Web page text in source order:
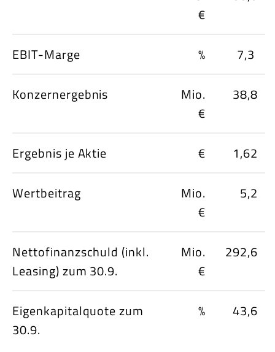
€
EBIT-Marge % 7,3
Konzernergebnis
Mio.
€
38,8
Ergebnis je Aktie € 1,62
Wertbeitrag
Mio.
€
5,2
Nettofinanzschuld (inkl.
Leasing) zum 30.9.
Mio.
€
292,6
Eigenkapitalquote zum
30.9.
% 43,6